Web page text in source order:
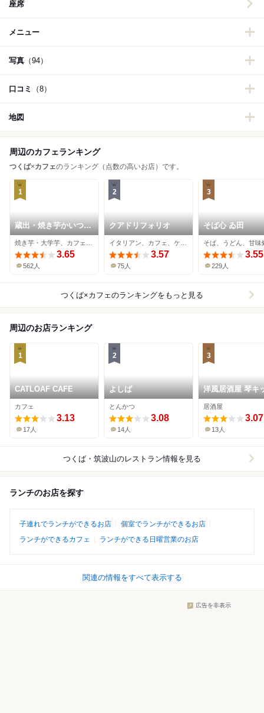
座席
メニュー
写真 （94）
口コミ （8）
地図
周辺のカフェランキング
つくば×カフェのランキング（点数の高いお店）です。
1
蔵出・焼き芋かいつか
つくば店
3.65
562人
2
クアドリフォリオ
3.57
75人
3
そば心 ゐ田
そば、うどん、甘味
3.55
229人
つくば×カフェのランキングをもっと見る
周辺のお店ランキング
1
CATLOAF CAFE
カフェ
3.13
17人
2
よしば
とんかつ
3.08
14人
3
洋風居酒屋 琴キ
ン
居酒屋
3.07
13人
つくば・筑波山のレストラン情報を見る
ランチのお店を探す
子連れでランチができるお店
個室でランチができるお店
ランチができるカフェ
ランチができる日曜営業のお店
関連の情報をすべて表示する
広告を非表示